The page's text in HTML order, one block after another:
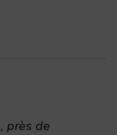
près de